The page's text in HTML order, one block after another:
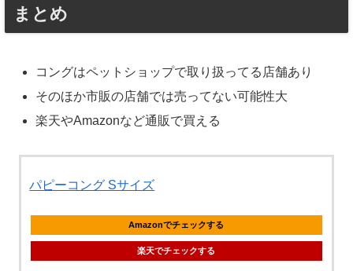
まとめ
コングはペットショップで取り扱ってる店舗あり
そのほか市販の店舗では売ってない可能性大
楽天やAmazonなど通販で買える
パピーコング Sサイズ
Amazonでチェックする
楽天でチェックする